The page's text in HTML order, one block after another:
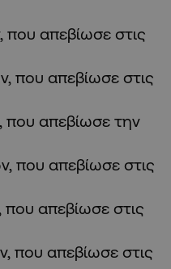
που απεβίωσε στις
που απεβίωσε στις
που απεβίωσε την
που απεβίωσε στις
που απεβίωσε στις
που απεβίωσε στις